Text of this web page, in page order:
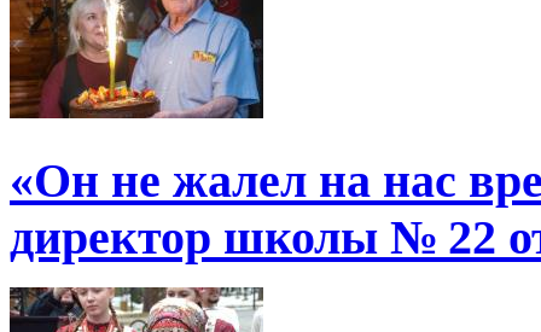
«Он не жалел на нас
директор школы № 22